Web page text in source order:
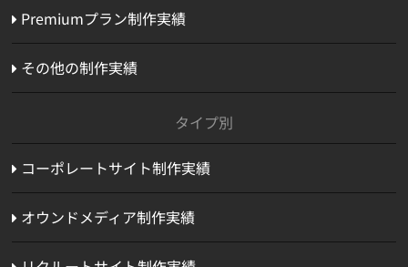
Premiumプラン制作実績
その他の制作実績
タイプ別
コーポレートサイト制作実績
オウンドメディア制作実績